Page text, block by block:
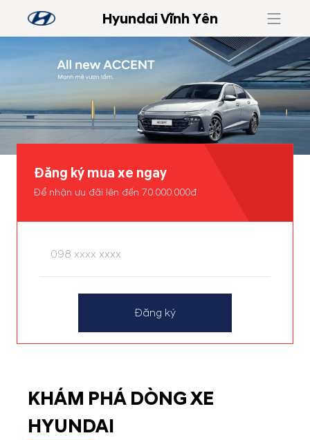
Hyundai Vĩnh Yên
Đăng ký mua xe ngay
Để nhận ưu đãi lên đến 70.000.000đ
Đăng ký
KHÁM PHÁ DÒNG XE
HYUNDAI